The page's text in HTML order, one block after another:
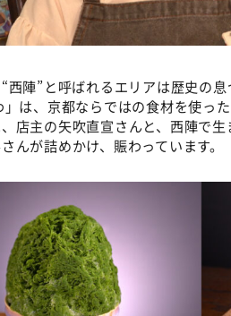
西陣”と呼ばれるエリアは歴史の
」は、京都ならではの食材を使っ
店主の矢吹直宣さんと、西陣で
んが詰めかけ、賑わっています。